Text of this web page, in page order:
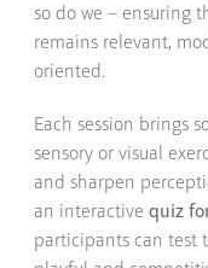
so do we – ensuring
remains relevant,
oriented.
Each session brings
sensory or visual
and sharpen
an interactivequiz
participants can test